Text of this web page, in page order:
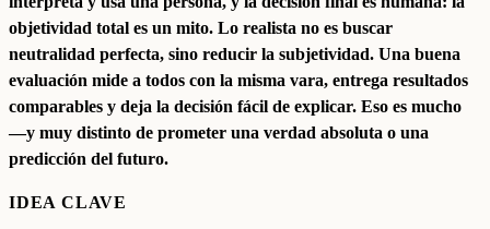
objetividad total es un mito. Lo realista no es buscar
neutralidad perfecta, sino reducir la subjetividad. Una buena
evaluación mide a todos con la misma vara, entrega resultados
comparables y deja la decisión fácil de explicar. Eso es mucho
—y muy distinto de prometer una verdad absoluta o una
predicción del futuro.
IDEA CLAVE